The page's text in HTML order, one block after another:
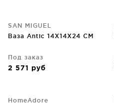
SAN MIGUEL
Ваза Antic 14X14X24 CM
Под заказ
2 571 руб
HomeAdore